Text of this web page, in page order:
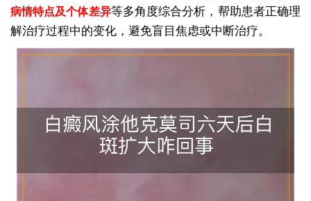
病情特点及个体差异等多角度综合分析，帮助患者正确理
解治疗过程中的变化，避免盲目焦虑或中断治疗。